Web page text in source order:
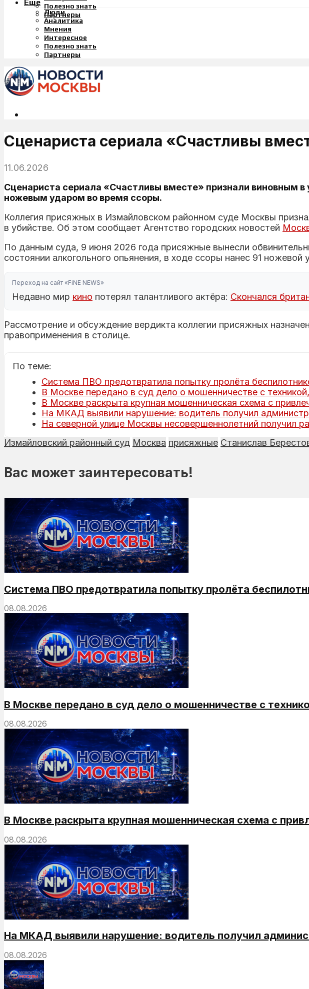
Полезно знать
Партнеры
Еще
Люди
Аналитика
Мнения
Интересное
Полезно знать
Партнеры
Сценариста сериала «Счастливы
11.06.2026
Сценариста сериала «Счастливы вместе» признали виновным
ножевым ударом во время ссоры.
Коллегия присяжных в Измайловском районном суде Москвы
в убийстве. Об этом сообщает Агентство городских новостей
По данным суда, 9 июня 2026 года присяжные вынесли
состоянии алкогольного опьянения, в ходе ссоры нанес 91
Переход на сайт «FiNE NEWS»
Недавно мир кино потерял талантливого актёра: Скончался
Рассмотрение и обсуждение вердикта коллегии присяжных
правоприменения в столице.
По теме:
Система ПВО предотвратила попытку пролёта
В Москве передано в суд дело о мошенничестве с
В Москве раскрыта крупная мошенническая схема с
На МКАД выявили нарушение: водитель получил
На северной улице Москвы несовершеннолетний получил
Измайловский районный суд Москва присяжные Станислав
Вас может заинтересовать!
Система ПВО предотвратила попытку пролёта
08.08.2026
В Москве передано в суд дело о мошенничестве с
08.08.2026
В Москве раскрыта крупная мошенническая схема с
08.08.2026
На МКАД выявили нарушение: водитель получил
08.08.2026